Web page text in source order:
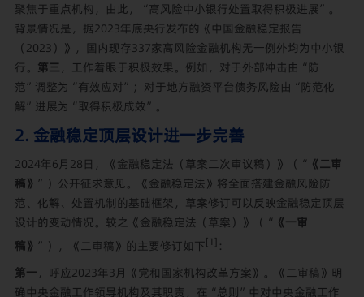
聚焦于重点机构，由此，“高风险中小银行处置取得积极进展”。
背景情况是，据2023年底央行发布的《中国金融稳定报告
（2023）》，国内现存337家高风险金融机构无一例外均为中小银
行。 第三 ，工作着眼于积极效果。例如，对于外部冲击由“防
范”调整为“有效应对”；对于地方融资平台债务风险由“防范化
解”进展为“取得积极成效”。
2. 金融稳定顶层设计进一步完善
2024年6月28日，《金融稳定法（草案二次审议稿）》（“ 《二审
稿》 ”）公开征求意见。《金融稳定法》将全面搭建金融风险防
范、化解、处置机制的基础框架，草案修订可以反映金融稳定顶层
设计的变动情况。较之《金融稳定法（草案）》（“ 《一审
稿》 ”），《二审稿》的主要修订如下[1] ：
第一 ，呼应2023年3月《党和国家机构改革方案》。《二审稿》明
确中央金融工作领导机构及其职责，在“总则”中对中央金融工作